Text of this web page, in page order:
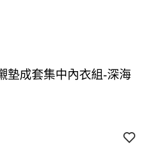
墊成套集中內衣組-深海